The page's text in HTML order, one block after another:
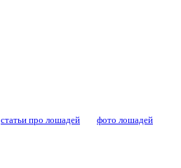
статьи про лошадей фото лошадей